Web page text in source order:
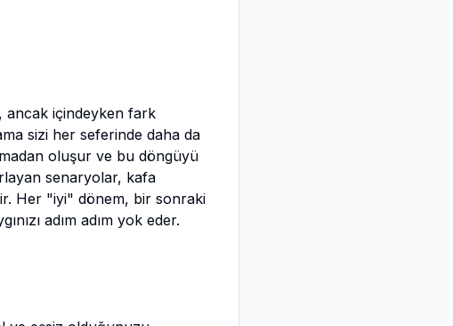
ancak içindeyken fark
sizi her seferinde daha da
oluşur ve bu döngüyü
senaryolar, kafa
Her "iyi" dönem, bir sonraki
adım adım yok eder.